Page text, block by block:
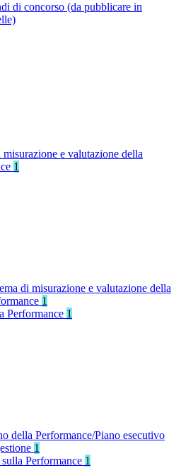
di concorso (da pubblicare in
misurazione e valutazione della
1
di misurazione e valutazione della
1
Performance 1
della Performance/Piano esecutivo
1
Performance 1